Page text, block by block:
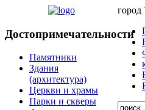
Достопримечательности
Памятники
Здания
(архитектура)
Церкви и храмы
Парки и скверы
город